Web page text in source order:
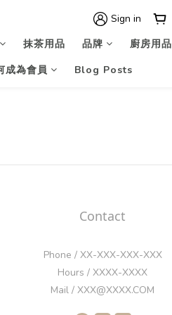
Sign in
抹茶用品
品牌 廚房用品
成為會員
Blog Posts
Contact
Phone / XX-XXX-XXX-XXX
Hours / XXXX-XXXX
Mail / XXX@XXXX.COM